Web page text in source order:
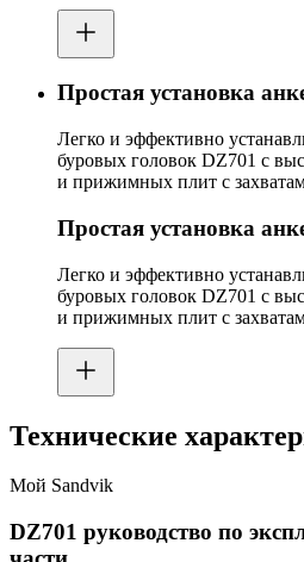
Простая установка
Легко и эффективно
буровых головок DZ701 с
и прижимных плит с
Простая установка
Легко и эффективно
буровых головок DZ701 с
и прижимных плит с
Технические
Мой Sandvik
DZ701 руководство по